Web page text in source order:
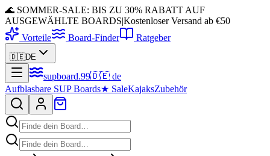
🌊 SOMMER-SALE: BIS ZU 30% RABATT AUF
AUSGEWÄHLTE BOARDS|Kostenloser Versand ab €50
Vorteile
Board-Finder Ratgeber
🇩🇪DE
supboard.99🇩🇪 de
Aufblasbare SUP Boards★ SaleKajaksZubehör